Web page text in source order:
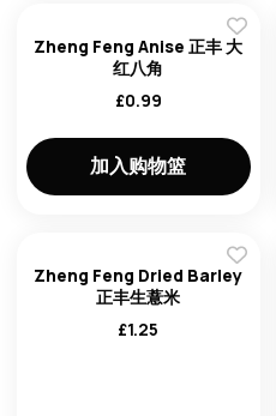
Zheng Feng Anise 正丰 大
红八角
£0.99
加入购物篮
Zheng Feng Dried Barley
正丰生薏米
£1.25